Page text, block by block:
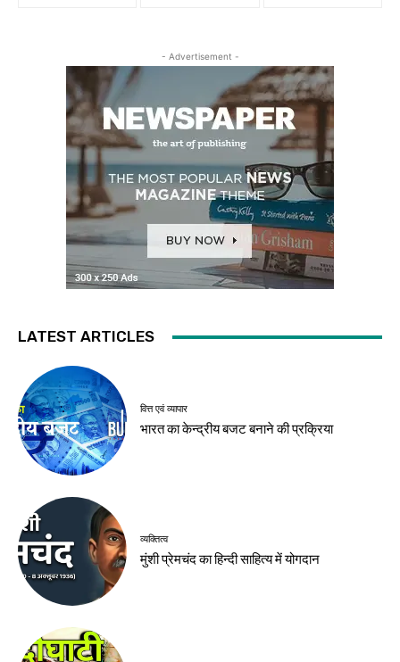
- Advertisement -
LATEST ARTICLES
वित्त एवं व्यापार
भारत का केन्द्रीय बजट बनाने की प्रक्रिया
व्यक्तित्व
मुंशी प्रेमचंद का हिन्दी साहित्य में योगदान